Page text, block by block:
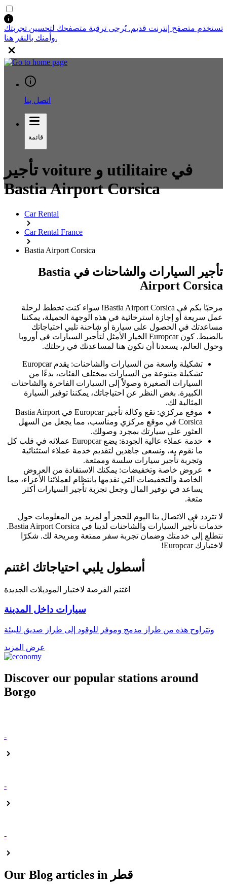
تستخدم متصفح إنترنت قديم. يُرجى ترقية متصفحك لتحسين تجربتك
وأمنك بالنقر هنا.
اتصل بنا
قائمة
تأجير voiture و utilitaire في
Bastia Airport Corsica
Car Rental
Car Rental France
Bastia Airport Corsica
تأجير السيارات والشاحنات في Bastia
Airport Corsica
مرحبًا بكم في Bastia Airport Corsica! سواء كنت تخطط لرحلة
عمل سريعة أو إجازة استرخائية في هذه الوجهة الجميلة، يمكننا
مساعدتك في الحصول على سيارة أو شاحنة تلبي احتياجاتك
بالضبط. كون Europcar الخيار الأمثل لتأجير السيارات في أوروبا
وحول العالم، يسعدنا أن نكون هنا لمساعدتك في رحلتك.
تشكيلة واسعة من السيارات والشاحنات: يقدم Europcar
تشكيلة متنوعة من السيارات بمختلف الفئات، بدءًا من
السيارات الصغيرة وصولاً إلى السيارات الفاخرة والشاحنات
الكبيرة. بغض النظر عن احتياجاتك، يمكننا توفير السيارة
المثالية لك.
موقع مركزي: تقع وكالة تأجير Europcar في Bastia Airport
Corsica في موقع مركزي ومناسب، مما يجعل من السهل
العثور على سيارتك بمجرد وصولك.
خدمة عملاء عالية الجودة: يضع Europcar عملائه في قلب كل
ما نقوم به، ونسعى جاهدين لتقديم خدمة عملاء استثنائية
وتجربة تأجير سيارات سلسة وممتعة.
عروض خاصة وتخفيضات: يمكنك الاستفادة من العروض
الخاصة والتخفيضات التي نقدمها بانتظام لعملائنا الأعزاء، مما
يساعد في توفير المال وجعل تجربة تأجير السيارات أكثر
متعة.
لا تتردد في الاتصال بنا اليوم للحجز أو لمزيد من المعلومات حول
خدمات تأجير السيارات والشاحنات لدينا في Bastia Airport Corsica.
نتطلع إلى خدمتك وضمان تجربة سفر ممتعة ومريحة لك. شكرًا
لاختيارك Europcar!
أسطول يلبي احتياجاتك اغتنم
اغتنم الفرصة لاختبار الموديلات الجديدة
سيارات داخل المدينة
وتتراوح هذه من طراز مدمج وموفر للوقود إلى طراز صديق للبيئة
عرض المزيد
Discover our popular stations around
Borgo
-
-
-
Our Blog articles in قطر